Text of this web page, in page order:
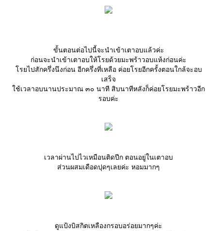
ขั้นตอนต่อไปนี้จะนำเข้าเตาอบแล้วค่ะ
ก่อนจะนำเข้าเตาอบให้โรยด้วยมะพร้าวอบแห้งก่อนค่ะ
รยไปสักครึ่งนึงก่อน อีกครึ่งที่เหลือ ค่อยโรยอีกครั้งตอนใกล้จะอบ
เสร็จ
ช้เวลาอบนานประมาณ ๓๐ นาที สิบนาทีหลังก็ค่อยโรยมะพร้าวอีก
รอบค่ะ
เวลาผ่านไปไวเหมือนติดปีก ตอนอยู่ในเตาอบ
ส่วนผสมเดือดปุดๆเลยค่ะ หอมมากๆ
ดูแป้งบิสกิตเหลืองกรอบอร่อยมากๆค่ะ